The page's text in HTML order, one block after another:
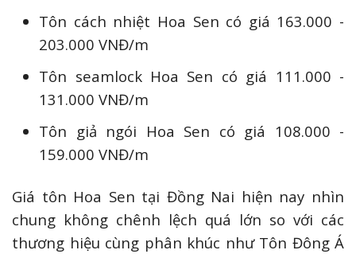
Tôn cách nhiệt Hoa Sen có giá 163.000 -
203.000 VNĐ/m
Tôn seamlock Hoa Sen có giá 111.000 -
131.000 VNĐ/m
Tôn giả ngói Hoa Sen có giá 108.000 -
159.000 VNĐ/m
Giá tôn Hoa Sen tại Đồng Nai hiện nay nhìn
chung không chênh lệch quá lớn so với các
thương hiệu cùng phân khúc như Tôn Đông Á